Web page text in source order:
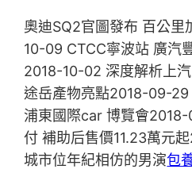
奧迪SQ2官圖發布 百公
10-09 CTCC寧波站 廣汽
2018-10-02 深度解析上
途岳產物亮點2018-09-
浦東國際car 博覽會
付 補助后售價11.23萬元
城市位年紀相仿的男演包